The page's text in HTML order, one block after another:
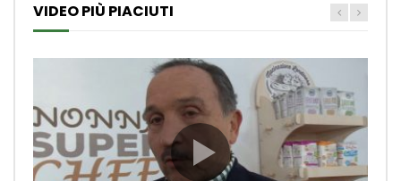
VIDEO PIÙ PIACIUTI